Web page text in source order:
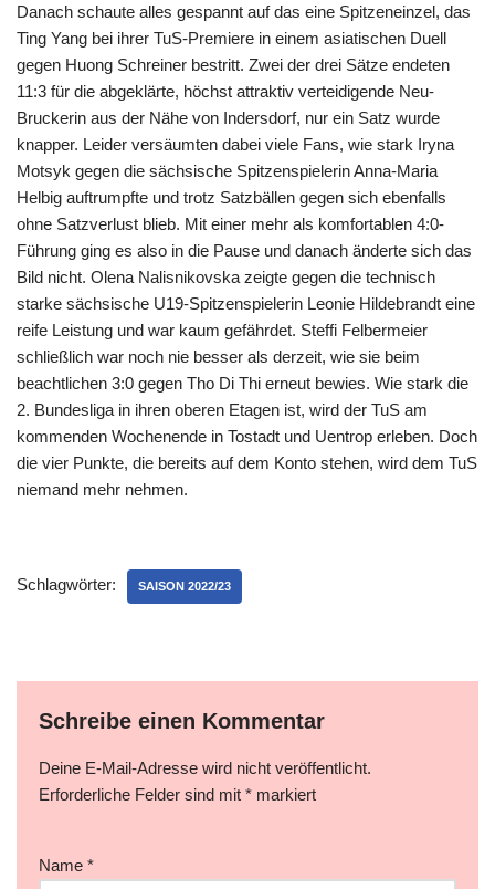
Danach schaute alles gespannt auf das eine Spitzeneinzel, das
Ting Yang bei ihrer TuS-Premiere in einem asiatischen Duell
gegen Huong Schreiner bestritt. Zwei der drei Sätze endeten
11:3 für die abgeklärte, höchst attraktiv verteidigende Neu-
Bruckerin aus der Nähe von Indersdorf, nur ein Satz wurde
knapper. Leider versäumten dabei viele Fans, wie stark Iryna
Motsyk gegen die sächsische Spitzenspielerin Anna-Maria
Helbig auftrumpfte und trotz Satzbällen gegen sich ebenfalls
ohne Satzverlust blieb. Mit einer mehr als komfortablen 4:0-
Führung ging es also in die Pause und danach änderte sich das
Bild nicht. Olena Nalisnikovska zeigte gegen die technisch
starke sächsische U19-Spitzenspielerin Leonie Hildebrandt eine
reife Leistung und war kaum gefährdet. Steffi Felbermeier
schließlich war noch nie besser als derzeit, wie sie beim
beachtlichen 3:0 gegen Tho Di Thi erneut bewies. Wie stark die
2. Bundesliga in ihren oberen Etagen ist, wird der TuS am
kommenden Wochenende in Tostadt und Uentrop erleben. Doch
die vier Punkte, die bereits auf dem Konto stehen, wird dem TuS
niemand mehr nehmen.
Schlagwörter: SAISON 2022/23
Schreibe einen Kommentar
Deine E-Mail-Adresse wird nicht veröffentlicht.
Erforderliche Felder sind mit * markiert
Name *